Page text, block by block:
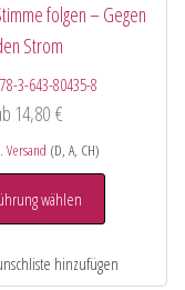
folgen – Gegen
Strom
3-643-80435-8
14,80 €
Versand (D, A, CH)
wählen